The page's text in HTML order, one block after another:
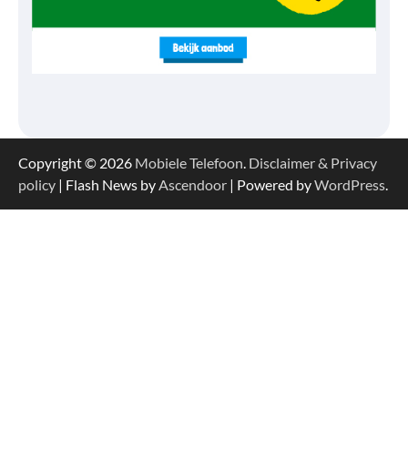
Copyright © 2026 Mobiele Telefoon. Disclaimer & Privacy
policy | Flash News byAscendoor | Powered byWordPress.